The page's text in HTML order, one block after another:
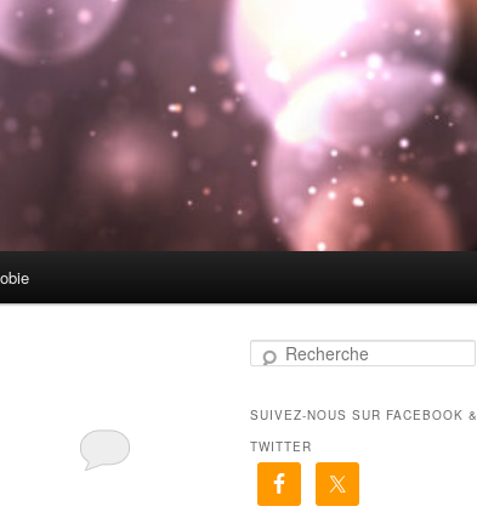
h
e
h
SUIVEZ-NOUS SUR FACEBOOK &
TWITTER